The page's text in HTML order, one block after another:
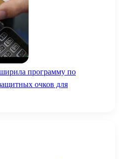
программу по
очков для